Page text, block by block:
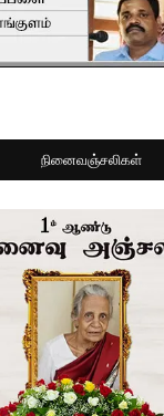
நினைவஞ்சலிகள்